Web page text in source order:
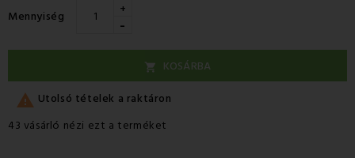
Mennyiség +
-
 KOSÁRBA
 Utolsó tételek a raktáron
43 vásárló nézi ezt a terméket